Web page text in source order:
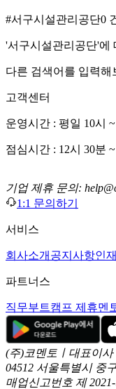
서구시설관리
#서구시설관리공단0
'서구시설관리공단'에
다른 검색어를 입력해
고객센터
운영시간 : 평일 10시
점심시간 : 12시 30분 ~
기업 제휴 문의:
1:1 문의하기
서비스
회사소개 공지사항인
파트너스
직무부트캠프 제휴멘
(주)코멘토ㅣ대표이사
04512 서울특별시 중
매업신고번호 제